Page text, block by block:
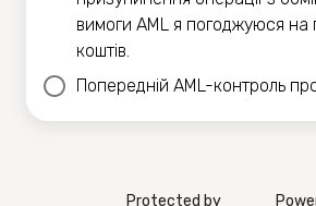
вимоги AML я погоджуюся на
коштів.
Попередній AML-контроль
Protected by